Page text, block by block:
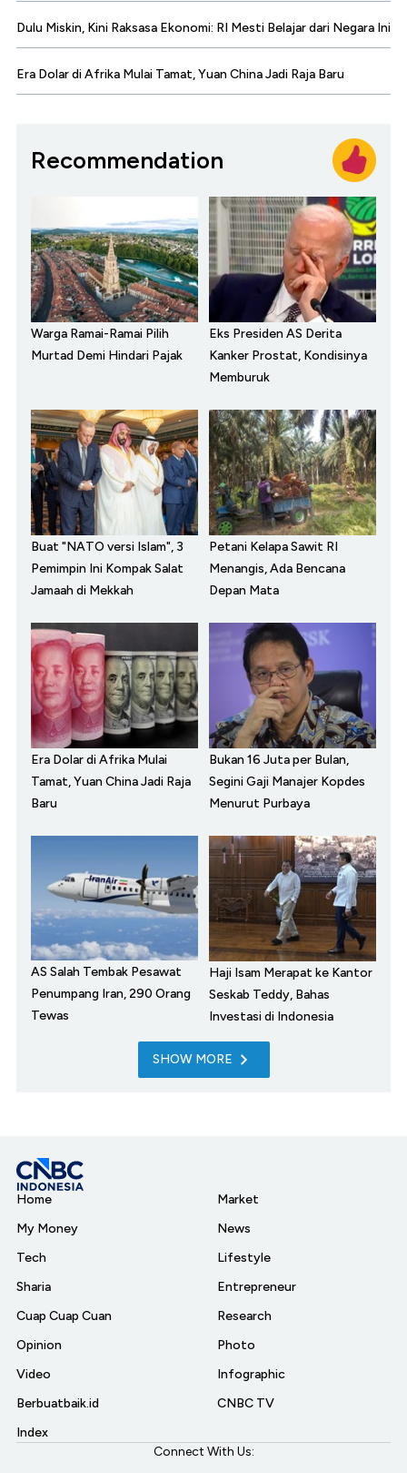
Dulu Miskin, Kini Raksasa Ekonomi: RI Mesti Belajar dari Negara Ini
Era Dolar di Afrika Mulai Tamat, Yuan China Jadi Raja Baru
Recommendation
Warga Ramai-Ramai Pilih
Murtad Demi Hindari Pajak
Eks Presiden AS Derita
Kanker Prostat, Kondisinya
Memburuk
Buat "NATO versi Islam", 3
Pemimpin Ini Kompak Salat
Jamaah di Mekkah
Petani Kelapa Sawit RI
Menangis, Ada Bencana
Depan Mata
Era Dolar di Afrika Mulai
Tamat, Yuan China Jadi Raja
Baru
Bukan 16 Juta per Bulan,
Segini Gaji Manajer Kopdes
Menurut Purbaya
AS Salah Tembak Pesawat
Penumpang Iran, 290 Orang
Tewas
Haji Isam Merapat ke Kantor
Seskab Teddy, Bahas
Investasi di Indonesia
SHOW MORE
Home
My Money
Tech
Sharia
Cuap Cuap Cuan
Opinion
Video
Berbuatbaik.id
Index
Market
News
Lifestyle
Entrepreneur
Research
Photo
Infographic
CNBC TV
Connect With Us: